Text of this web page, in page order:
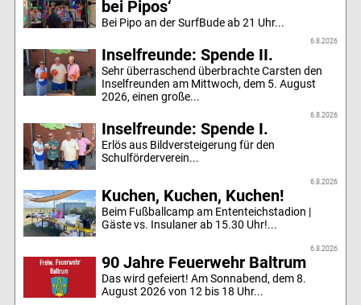
bei Pipos‘
Bei Pipo an der SurfBude ab 21 Uhr...
6.8.2026
Inselfreunde: Spende II.
Sehr überraschend überbrachte Carsten den
Inselfreunden am Mittwoch, dem 5. August
2026, einen große...
6.8.2026
Inselfreunde: Spende I.
Erlös aus Bildversteigerung für den
Schulförderverein...
6.8.2026
Kuchen, Kuchen, Kuchen!
Beim Fußballcamp am Ententeichstadion |
Gäste vs. Insulaner ab 15.30 Uhr!...
6.8.2026
90 Jahre Feuerwehr Baltrum
Das wird gefeiert! Am Sonnabend, dem 8.
August 2026 von 12 bis 18 Uhr...